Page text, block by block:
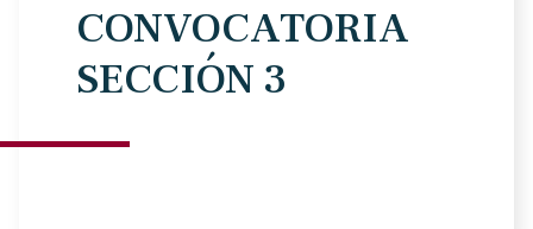
CONVOCATORIA
SECCIÓN 3